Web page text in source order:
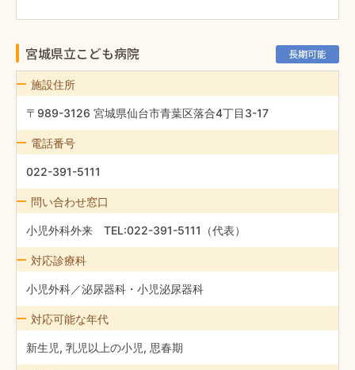
宮城県立こども病院 長期可能
施設住所
〒989-3126 宮城県仙台市青葉区落合4丁目3-17
電話番号
022-391-5111
問い合わせ窓口
小児外科外来 TEL:022-391-5111（代表）
対応診療科
小児外科／泌尿器科・小児泌尿器科
対応可能な年代
新生児, 乳児以上の小児, 思春期